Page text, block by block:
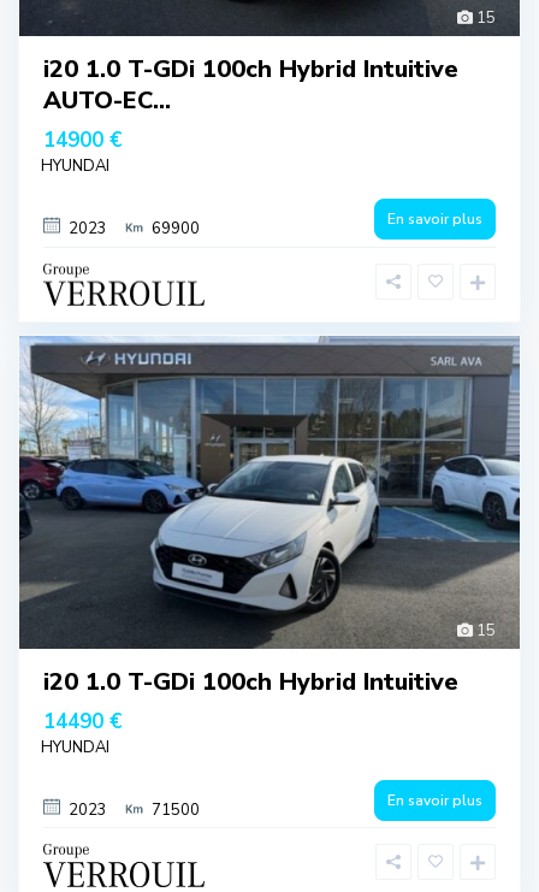
15
i20 1.0 T-GDi 100ch Hybrid Intuitive
AUTO-EC...
14900 €
HYUNDAI
2023 69900 En savoir plus
15
i20 1.0 T-GDi 100ch Hybrid Intuitive
14490 €
HYUNDAI
2023 71500 En savoir plus